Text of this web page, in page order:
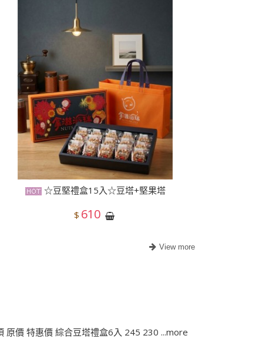
☆豆堅禮盒15入☆豆塔+堅果塔
$ 610
價 特惠價 綜合豆塔禮盒6入 245 230 ...more